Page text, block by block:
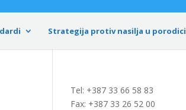
Strategija protiv nasilja u porodici
Tel: +387 33 66 58 83
Fax: +387 33 26 52 00